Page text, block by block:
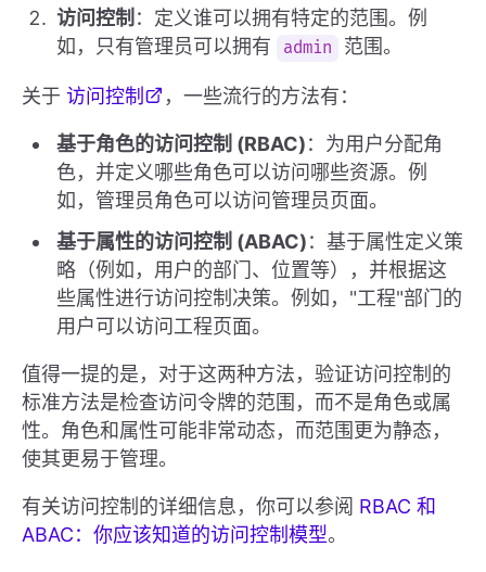
访问控制 ：定义谁可以拥有特定的范围。例
如，只有管理员可以拥有
admin 范围。
关于 访问控制 ，一些流行的方法有：
基于角色的访问控制 (RBAC)：为用户分配角
色，并定义哪些角色可以访问哪些资源。例
如，管理员角色可以访问管理员页面。
基于属性的访问控制 (ABAC)：基于属性定义策
略（例如，用户的部门、位置等），并根据这
些属性进行访问控制决策。例如，"工程"部门的
用户可以访问工程页面。
值得一提的是，对于这两种方法，验证访问控制的
标准方法是检查访问令牌的范围，而不是角色或属
性。角色和属性可能非常动态，而范围更为静态，
使其更易于管理。
有关访问控制的详细信息，你可以参阅 RBAC 和
ABAC：你应该知道的访问控制模型。